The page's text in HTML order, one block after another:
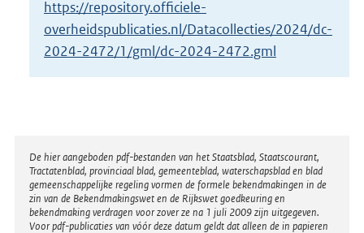
https://repository.officiele-
overheidspublicaties.nl/Datacollecties/2024/dc-
2024-2472/1/gml/dc-2024-2472.gml
Disclaimer
De hier aangeboden pdf-bestanden van het Staatsblad, Staatscourant,
Tractatenblad, provinciaal blad, gemeenteblad, waterschapsblad en blad
gemeenschappelijke regeling vormen de formele bekendmakingen in de
zin van de Bekendmakingswet en de Rijkswet goedkeuring en
bekendmaking verdragen voor zover ze na 1 juli 2009 zijn uitgegeven.
Voor pdf-publicaties van vóór deze datum geldt dat alleen de in papieren